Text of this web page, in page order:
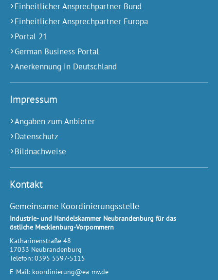
Einheitlicher Ansprechpartner Bund
Einheitlicher Ansprechpartner Europa
Portal 21
German Business Portal
Anerkennung in Deutschland
Impressum
Angaben zum Anbieter
Datenschutz
Bildnachweise
Kontakt
Gemeinsame Koordinierungsstelle
Industrie- und Handelskammer Neubrandenburg für das
östliche Mecklenburg-Vorpommern
Katharinenstraße 48
17033 Neubrandenburg
Telefon: 0395 5597-5115
E-Mail: koordinierung@ea-mv.de